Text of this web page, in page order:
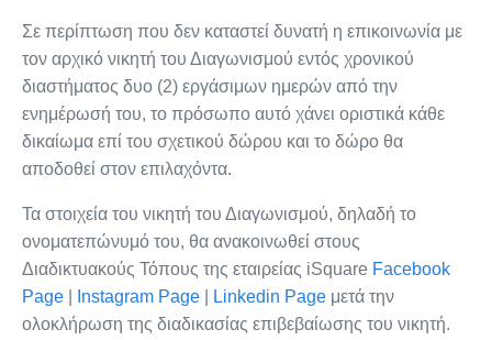
Σε περίπτωση που δεν καταστεί δυνατή η επικοινωνία με
τον αρχικό νικητή του Διαγωνισμού εντός χρονικού
διαστήματος δυο (2) εργάσιμων ημερών από την
ενημέρωσή του, το πρόσωπο αυτό χάνει οριστικά κάθε
δικαίωμα επί του σχετικού δώρου και το δώρο θα
αποδοθεί στον επιλαχόντα.
Τα στοιχεία του νικητή του Διαγωνισμού, δηλαδή το
ονοματεπώνυμό του, θα ανακοινωθεί στους
Διαδικτυακούς Τόπους της εταιρείας iSquare Facebook
Page
Instagram Page Linkedin Page μετά την
ολοκλήρωση της διαδικασίας επιβεβαίωσης του νικητή.